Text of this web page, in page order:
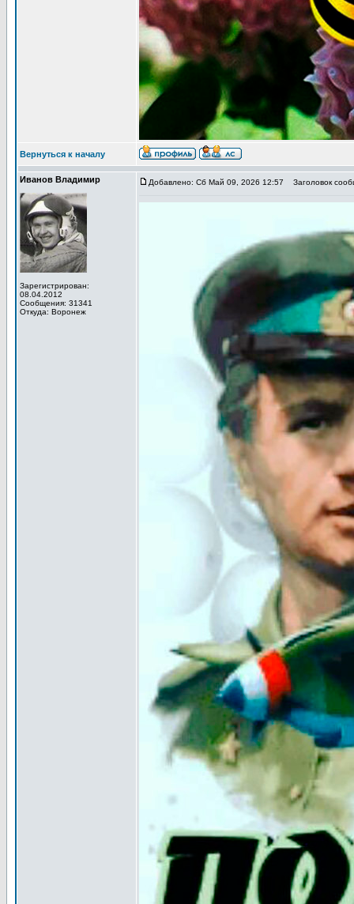
Вернуться к началу
Иванов Владимир
Зарегистрирован:
08.04.2012
Сообщения: 31341
Откуда: Воронеж
Добавлено: Сб Май 09, 2026 12:57 Заголовок